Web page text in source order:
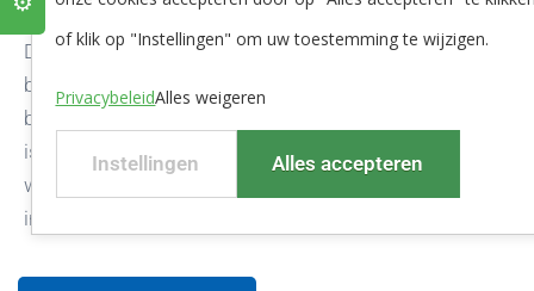
De
R3000NT is voorzien van een volledig digitaal
besturingssysteem. Alle processen zijn online te
bedienen en te monitoren. Doordat alles terug te lezen
is kunnen we de installatie perfect afstellen op uw
waterkwaliteit en waterverbruik. Hierdoor zal de
installatie nog efficiënter water zuiveren.
of klik op "Instellingen" om uw toestemming te wijzigen.
PrivacybeleidAlles weigeren
Instellingen Alles accepteren